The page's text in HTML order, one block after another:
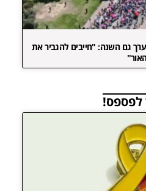
גם השנה: "חייבים להגביר את
לפספס!